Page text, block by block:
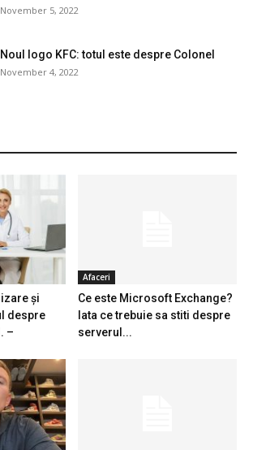
November 5, 2022
Noul logo KFC: totul este despre Colonel
November 4, 2022
și
despre
–
Afaceri
Ce este Microsoft Exchange?
Iata ce trebuie sa stiti despre
serverul...